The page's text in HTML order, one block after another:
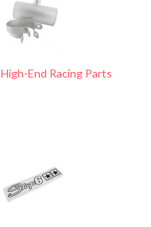
High-End Racing Parts